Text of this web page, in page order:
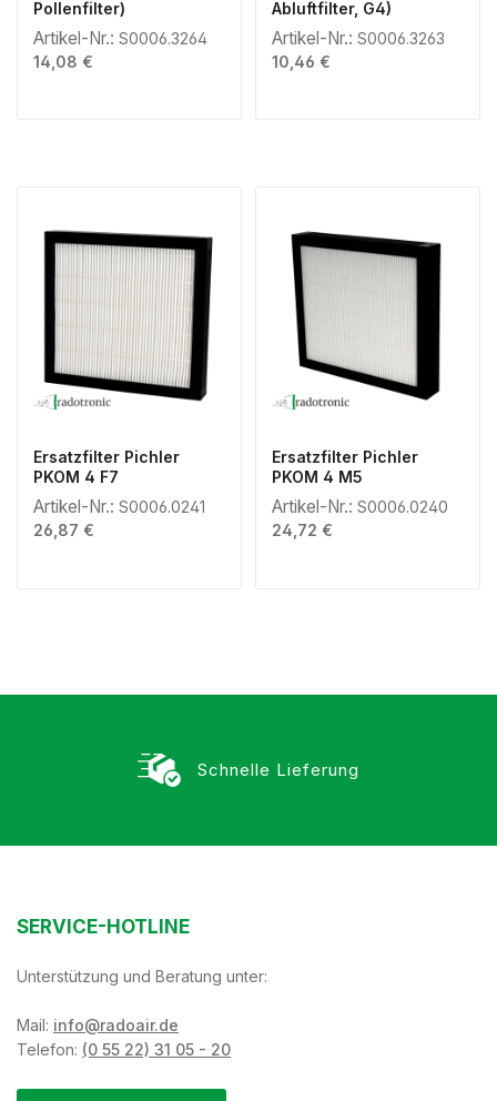
Pollenfilter)
Artikel-Nr.: S0006.3264
Regulärer Preis:
14,08 €
Abluftfilter, G4)
Artikel-Nr.: S0006.3263
Regulärer Preis:
10,46 €
Ersatzfilter Pichler
PKOM 4 F7
Artikel-Nr.: S0006.0241
Regulärer Preis:
26,87 €
Ersatzfilter Pichler
PKOM 4 M5
Artikel-Nr.: S0006.0240
Regulärer Preis:
24,72 €
Schnelle Lieferung
SERVICE-HOTLINE
Unterstützung und Beratung unter:
Mail: info@radoair.de
Telefon: (0 55 22) 31 05 - 20